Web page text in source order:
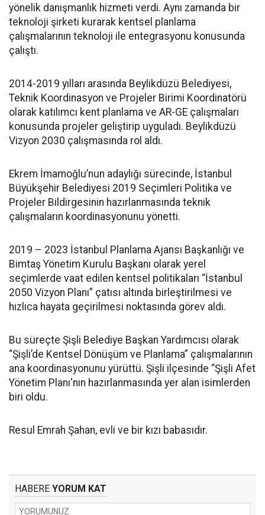
yönelik danışmanlık hizmeti verdi. Aynı zamanda bir
teknoloji şirketi kurarak kentsel planlama
çalışmalarının teknoloji ile entegrasyonu konusunda
çalıştı.
2014-2019 yılları arasında Beylikdüzü Belediyesi,
Teknik Koordinasyon ve Projeler Birimi Koordinatörü
olarak katılımcı kent planlama ve AR-GE çalışmaları
konusunda projeler geliştirip uyguladı. Beylikdüzü
Vizyon 2030 çalışmasında rol aldı.
Ekrem İmamoğlu’nun adaylığı sürecinde, İstanbul
Büyükşehir Belediyesi 2019 Seçimleri Politika ve
Projeler Bildirgesinin hazırlanmasında teknik
çalışmaların koordinasyonunu yönetti.
2019 – 2023 İstanbul Planlama Ajansı Başkanlığı ve
Bimtaş Yönetim Kurulu Başkanı olarak yerel
seçimlerde vaat edilen kentsel politikaları “İstanbul
2050 Vizyon Planı” çatısı altında birleştirilmesi ve
hızlıca hayata geçirilmesi noktasında görev aldı.
Bu süreçte Şişli Belediye Başkan Yardımcısı olarak
“Şişli’de Kentsel Dönüşüm ve Planlama” çalışmalarının
ana koordinasyonunu yürüttü. Şişli ilçesinde “Şişli Afet
Yönetim Planı'nın hazırlanmasında yer alan isimlerden
biri oldu.
Resul Emrah Şahan, evli ve bir kızı babasıdır.
HABERE YORUM KAT